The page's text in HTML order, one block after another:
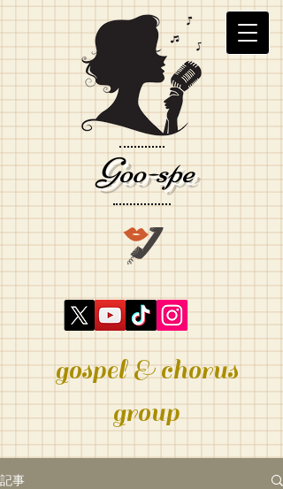
Goo-spe
gospel & chorus
group
記事